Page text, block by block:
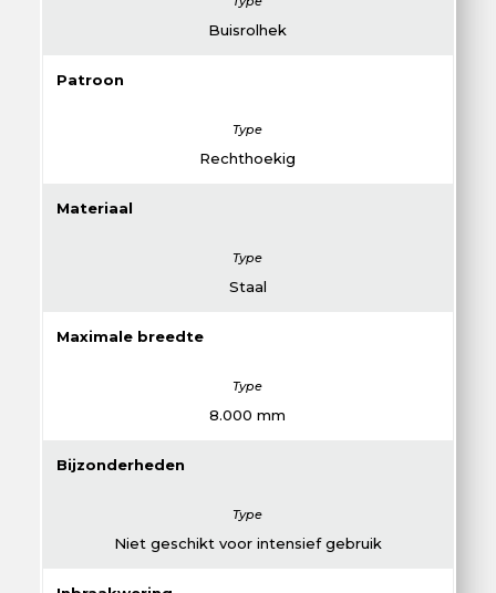
Buisrolhek
Patroon
Rechthoekig
Materiaal
Staal
Maximale breedte
8.000 mm
Bijzonderheden
Niet geschikt voor intensief gebruik